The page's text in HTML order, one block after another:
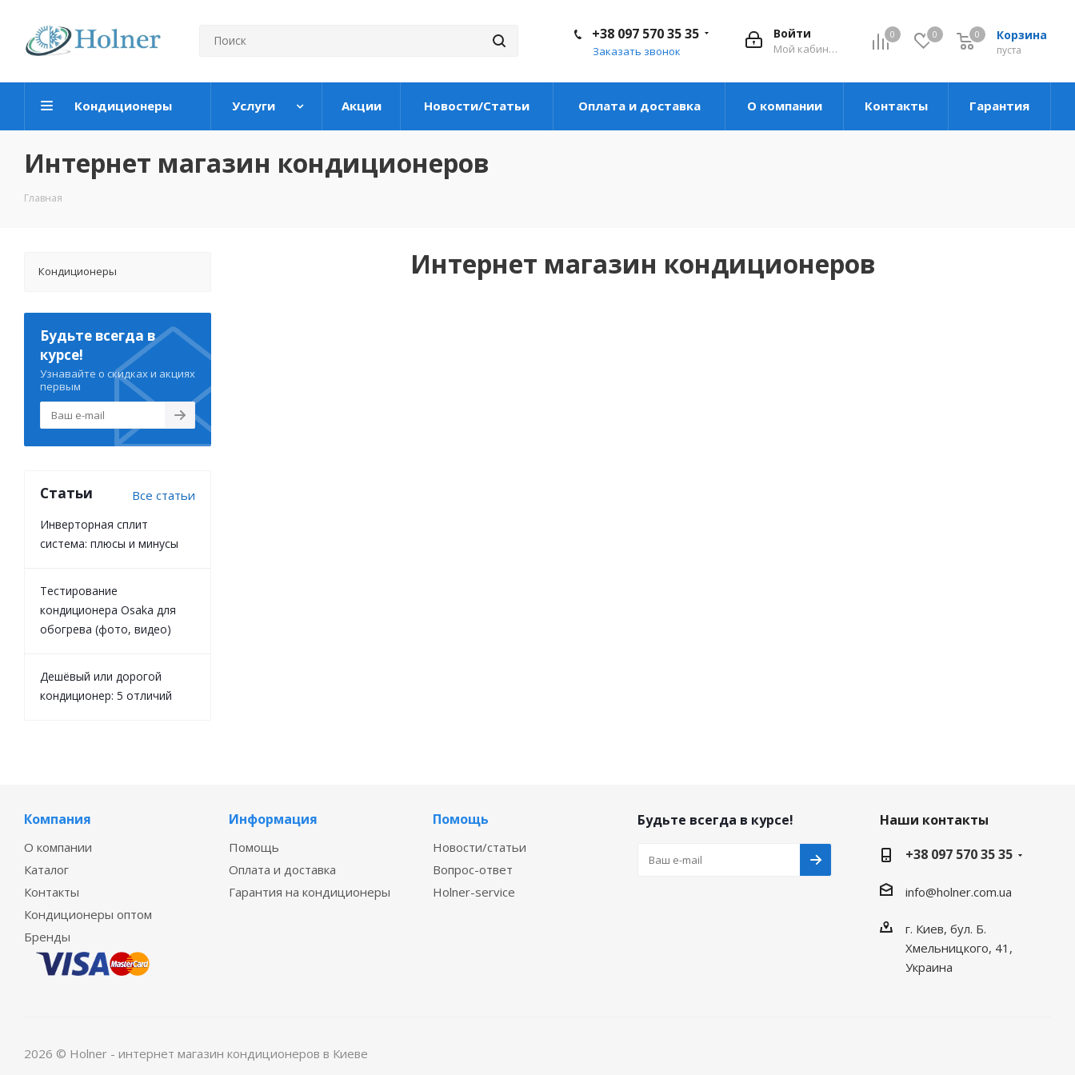
0 0 Корзина
пуста
0
Войти
Мой кабинет
+38 097 570 35 35
Заказать звонок
Кондиционеры Услуги Акции Новости/Статьи Оплата и доставка О компании Контакты Гарантия
Интернет магазин кондиционеров
Главная
Интернет магазин кондиционеров
Кондиционеры
Будьте всегда в
курсе!
Узнавайте о скидках и акциях
первым
Статьи Все статьи
Инверторная сплит
система: плюсы и минусы
Тестирование
кондиционера Osaka для
обогрева (фото, видео)
Дешёвый или дорогой
кондиционер: 5 отличий
Компания
О компании
Каталог
Контакты
Кондиционеры оптом
Бренды
Информация
Помощь
Оплата и доставка
Гарантия на кондиционеры
Помощь
Новости/статьи
Вопрос-ответ
Holner-service
Будьте всегда в курсе!
Наши контакты
+38 097 570 35 35
info@holner.com.ua
г. Киев, бул. Б.
Хмельницкого, 41,
Украина
2026 © Holner - интернет магазин кондиционеров в Киеве